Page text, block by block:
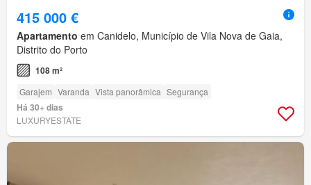
415 000 €
Apartamento em Canidelo, Município de Vila Nova de Gaia,
Distrito do Porto
108 m²
Garajem Varanda Vista panorâmica Segurança
Há 30+ dias
LUXURYESTATE